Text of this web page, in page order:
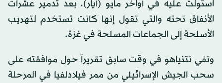
استولت عليه في أواخر مايو (أيار)، بعد تدمير عشرات
الأنفاق تحته والتي تقول إنها كانت تستخدم لتهريب
الأسلحة إلى الجماعات المسلحة في غزة.
ونفي نتنياهو في وقت سابق تقريراً حول موافقته على
سحب الجيش الإسرائيلي من ممر فيلادلفيا في المرحلة